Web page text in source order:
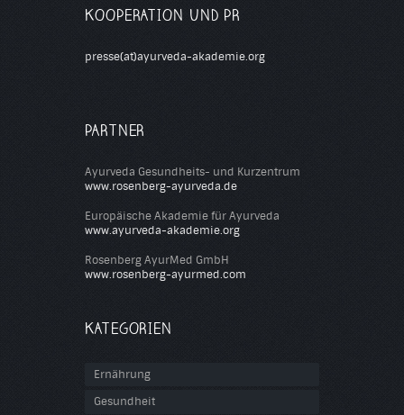
KOOPERATION UND PR
presse(at)ayurveda-akademie.org
PARTNER
Ayurveda Gesundheits- und Kurzentrum
www.rosenberg-ayurveda.de
Europäische Akademie für Ayurveda
www.ayurveda-akademie.org
Rosenberg AyurMed GmbH
www.rosenberg-ayurmed.com
KATEGORIEN
Ernährung
Gesundheit